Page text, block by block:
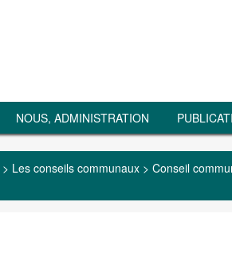
NOUS, ADMINISTRATION
> Les conseils communaux > Conseil